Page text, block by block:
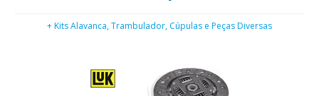
+ Kits Alavanca, Trambulador, Cúpulas e Peças Diversas